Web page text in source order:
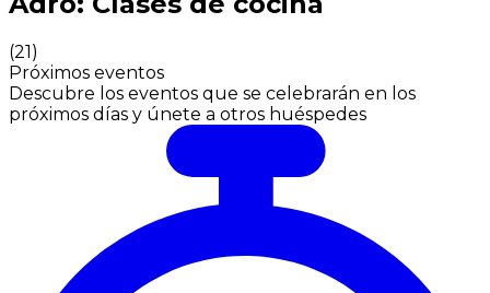
(21)
Próximos eventos
Descubre los eventos que se celebrarán en los
próximos días y únete a otros huéspedes